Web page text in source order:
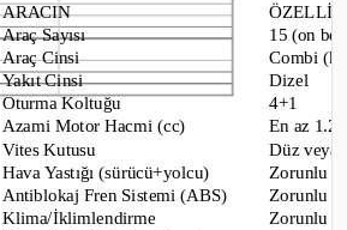
ARACIN
Araç Sayısı
Araç Cinsi
Yakıt Cinsi
15 (on
Combi
Dizel
Oturma Koltuğu 4+1
Azami Motor Hacmi (cc)
Vites Kutusu
En az
Düz
Zorunlu
Zorunlu
Zorunlu
Hava Yastığı (sürücü+yolcu)
Antiblokaj Fren Sistemi (ABS)
Klima/İklimlendirme